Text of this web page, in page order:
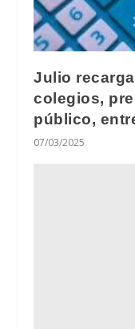
Julio
colegios,
público,
07/03/2025